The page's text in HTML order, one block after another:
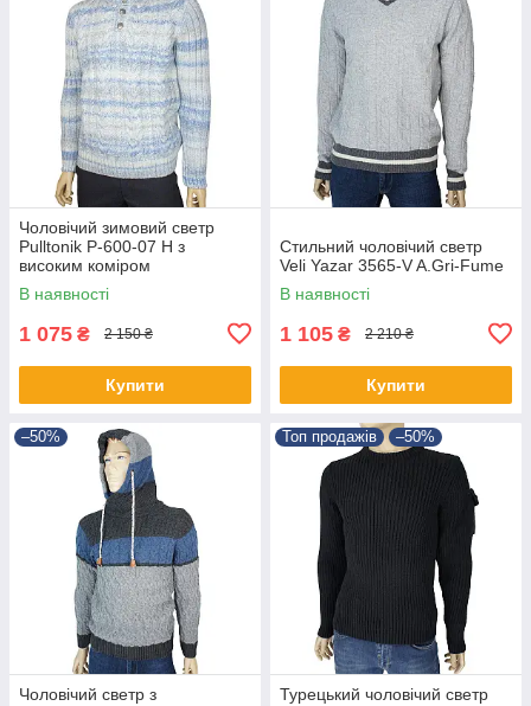
Чоловічий зимовий светр
Pulltonik Р-600-07 Н з
високим коміром
В наявності
1 075 ₴ 2 150 ₴
Купити
Стильний чоловічий светр
Veli Yazar 3565-V A.Gri-Fume
В наявності
1 105 ₴ 2 210 ₴
Купити
–50%
Чоловічий светр з
Топ продажів –50%
Турецький чоловічий светр